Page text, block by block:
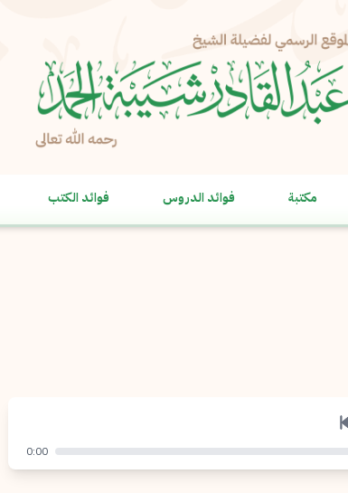
مكتبة فوائد الدروس فوائد الكتب
الإبلاغ عن مشكلة
* نسخ
0:00